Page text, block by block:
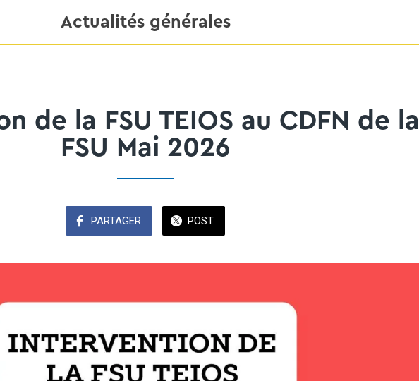
Actualités générales
de la FSU TEIOS au CDFN de la
FSU Mai 2026
PARTAGER POST